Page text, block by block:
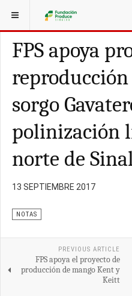
ESTÁ AQUÍ: ARTÍCULOS
FPS apoya
sorgo
polinización
norte de
13 SEPTIEMBRE 2017
NOTAS
PREVIOUS ARTICLE
FPS apoya el proyecto de
producción de mango Kent y
Keitt